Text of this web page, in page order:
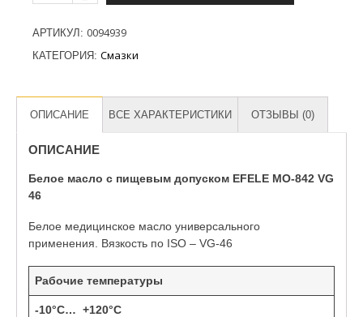
АРТИКУЛ: 0094939
КАТЕГОРИЯ: Смазки
ОПИСАНИЕ ВСЕ ХАРАКТЕРИСТИКИ ОТЗЫВЫ (0)
ОПИСАНИЕ
Белое масло с пищевым допуском EFELE MO-842 VG
46
Белое медицинское масло универсального
применения. Вязкость по ISO – VG-46
Рабочие температуры
-10°C… +120°C